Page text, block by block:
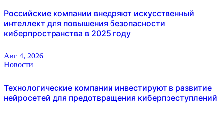
Российские компании внедряют искусственный
интеллект для повышения безопасности
киберпространства в 2025 году
Авг 4, 2026
Новости
Технологические компании инвестируют в развитие
нейросетей для предотвращения киберпреступлений